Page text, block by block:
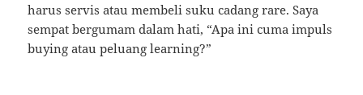
harus servis atau membeli suku cadang rare. Saya
sempat bergumam dalam hati, “Apa ini cuma impuls
buying atau peluang learning?”